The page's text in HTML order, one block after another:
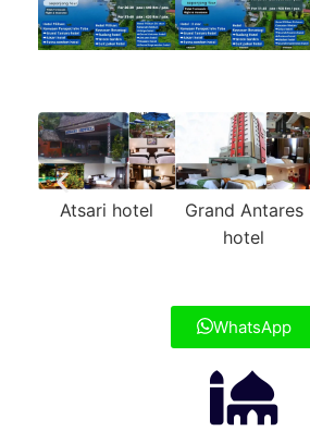
Atsari hotel
Grand Antares
hotel
WhatsApp